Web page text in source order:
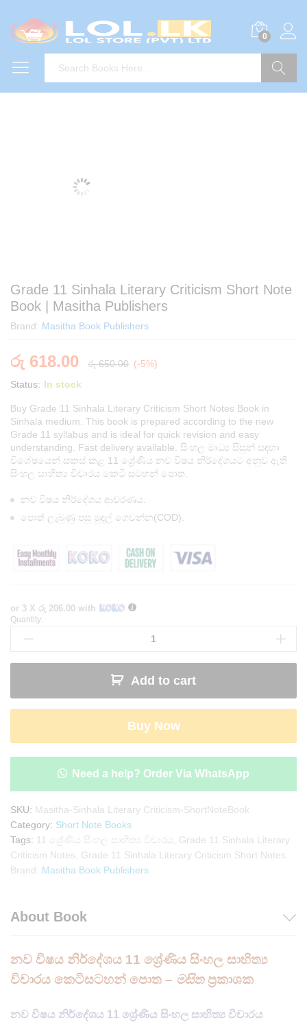
0
Grade 11 Sinhala Literary Criticism Short Note
Book | Masitha Publishers
Brand: Masitha Book Publishers
රු 618.00 රු650.00 (-5%)
Status: In stock
Buy Grade 11 Sinhala Literary Criticism Short Notes Book in
Sinhala medium. This book is prepared according to the new
Grade 11 syllabus and is ideal for quick revision and easy
understanding. Fast delivery available. සිංහල මාධ්‍ය සිසුන් සඳහා
විශේෂයෙන් සකස් කළ 11 ශ්‍රේණිය නව විෂය නිර්දේශයට අනුව ඇති
සිංහල සාහිත්‍ය විචාරය කෙටි සටහන් පොත.
නව විෂය නිර්දේශය ආවරණය.
පොත් ලැබුණු පසු මුදල් ගෙවන්න(COD).
or 3 X රු 206.00 with
Grade
Literary
Short
Note
|
Masitha
Quantity:
Add to cart
Buy Now
Need a help? Order Via WhatsApp
SKU: Masitha-Sinhala Literary Criticism-ShortNoteBook
Category: Short Note Books
Tags: 11 ශ්‍රේණිය සිංහල සාහිත්‍ය විචාරය
Grade 11 Sinhala Literary
Criticism Notes
Grade 11 Sinhala Literary Criticism Short Notes
Brand: Masitha Book Publishers
About Book
නව විෂය නිර්දේශය 11 ශ්‍රේණිය සිංහල සාහිත්‍ය
විචාරය කෙටිසටහන් පොත – මසිතප්‍රකාශක
නව විෂය නිර්දේශය 11 ශ්‍රේණිය සිංහල සාහිත්‍ය විචාරය